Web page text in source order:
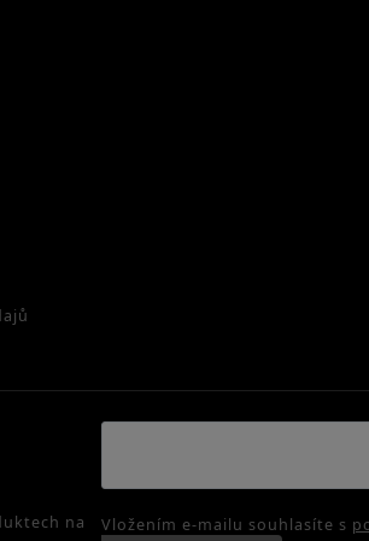
na
Vložením e-mailu souhlasíte s